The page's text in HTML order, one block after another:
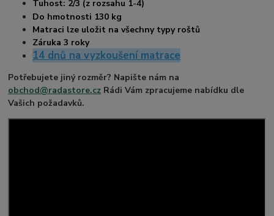
Tuhost: 2/3 (z rozsahu 1-4)
Do hmotnosti 130 kg
Matraci lze uložit na všechny typy roštů
Záruka 3 roky
14 dnů na vyzkoušení matrace
Potřebujete jiný rozměr? Napište nám na
obchod@radastore.cz Rádi Vám zpracujeme nabídku dle
Vašich požadavků.